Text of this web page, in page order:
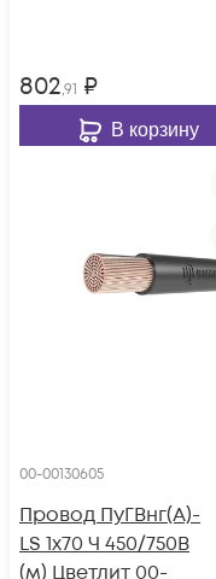
802,91 ₽
В корзину
00-00130605
Провод ПуГВнг(А)-
LS 1х70 Ч 450/750В
(м) Цветлит 00-